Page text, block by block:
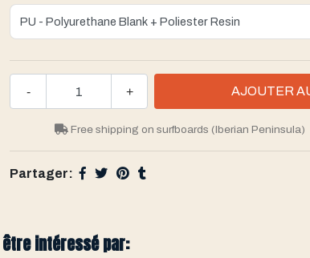
+
-
Free shipping on surfboards (Iberian Peninsula)
Partager:
intéressé par: